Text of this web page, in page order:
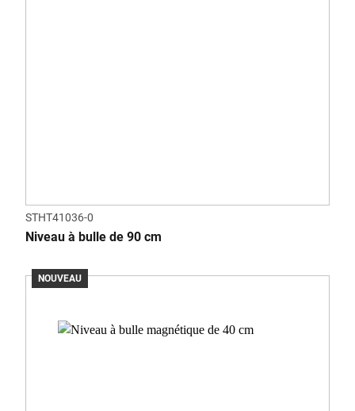
STHT41036-0
Niveau à bulle de 90 cm
NOUVEAU